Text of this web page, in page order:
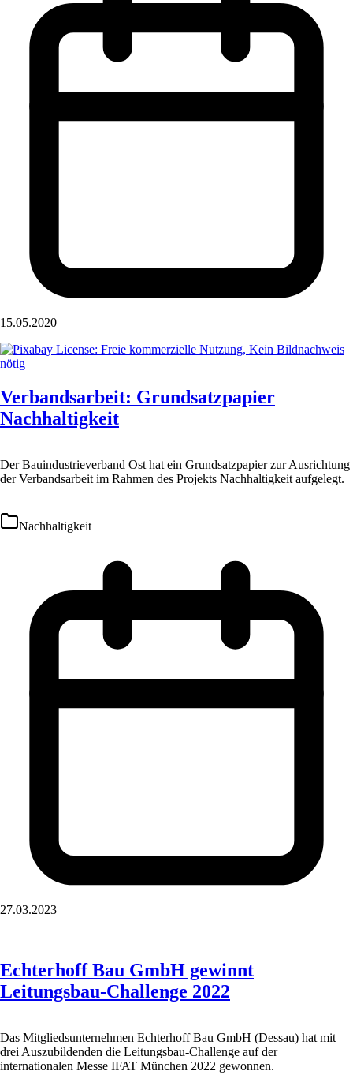
15.05.2020
Verbandsarbeit: Grundsatzpapier
Nachhaltigkeit
Der Bauindustrieverband Ost hat ein Grundsatzpapier zur Ausrichtung
der Verbandsarbeit im Rahmen des Projekts Nachhaltigkeit aufgelegt.
Nachhaltigkeit
27.03.2023
Echterhoff Bau GmbH gewinnt
Leitungsbau-Challenge 2022
Das Mitgliedsunternehmen Echterhoff Bau GmbH (Dessau) hat mit
drei Auszubildenden die Leitungsbau-Challenge auf der
internationalen Messe IFAT München 2022 gewonnen.